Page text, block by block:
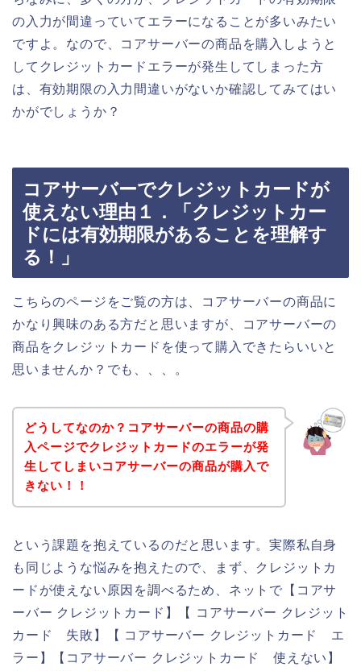
の入力が間違っていてエラーになることが多いみたい
ですよ。なので、コアサーバーの商品を購入しようと
してクレジットカードエラーが発生してしまった方
は、有効期限の入力間違いがないか確認してみてはい
かがでしょうか？
コアサーバーでクレジットカードが
使えない理由１．「クレジットカー
ドには有効期限があることを理解す
る！」
こちらのページをご覧の方は、コアサーバーの商品に
かなり興味のある方だと思いますが、コアサーバーの
商品をクレジットカードを使って購入できたらいいと
思いませんか？でも、、、。
どうしてなのか？コアサーバーの商品の購
入ページでクレジットカードのエラーが発
生してしまいコアサーバーの商品が購入で
きない！！
という課題を抱えているのだと思います。実際私自身
も同じような悩みを抱えたので、まず、クレジットカ
ードが使えない原因を調べるため、ネットで【コアサ
ーバー クレジットカード】【 コアサーバー クレジット
カード 失敗】【 コアサーバー クレジットカード エ
ラー】【コアサーバー クレジットカード 使えない】